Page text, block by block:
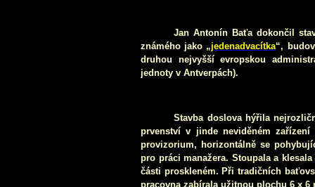
Jan Antonín Baťa dokončil
známého jako „jedenadvacítka“,
druhou nejvyšší evropskou
jednoty v Antverpách).
Stavba doslova hýřila
prvenství v jinde neviděném
provizorium, horizontálně se
pro práci manažera. Stoupala a
části proskleném. Při tradičních
pracovna zabírala užitnou plochu 6 x 6